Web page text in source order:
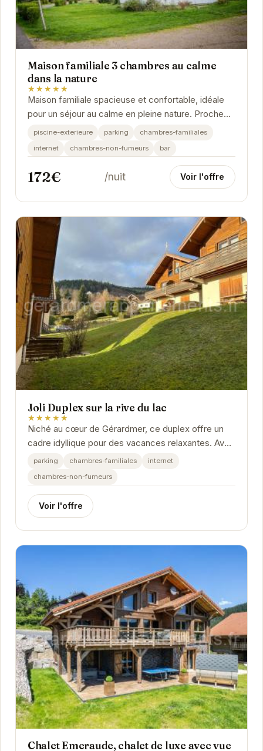
Maison familiale 3 chambres au calme
dans la nature
★★★★★
Maison familiale spacieuse et confortable, idéale
pour un séjour au calme en pleine nature. Proche
du centre-ville de Gérardmer et des principales...
piscine-exterieure parking
chambres-familiales
internet
chambres-non-fumeurs bar
172€ /nuit Voir l'offre
Joli Duplex sur la rive du lac
★★★★★
Niché au cœur de Gérardmer, ce duplex offre un
cadre idyllique pour des vacances relaxantes. Avec
un accès direct au lac, vous pourrez profiter...
parking chambres-familiales
internet
chambres-non-fumeurs
Voir l'offre
Chalet Emeraude, chalet de luxe avec vue